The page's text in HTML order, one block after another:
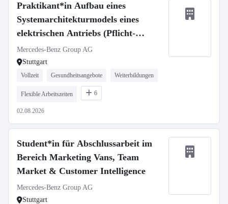
Praktikant*in Aufbau eines
Systemarchitekturmodels eines
elektrischen Antriebs (Pflicht-
Praktikum)
Mercedes-Benz Group AG
Stuttgart
Vollzeit Gesundheitsangebote Weiterbildungen
Flexible Arbeitszeiten 6
02.08.2026
Student*in für Abschlussarbeit im
Bereich Marketing Vans, Team
Market & Customer Intelligence
Mercedes-Benz Group AG
Stuttgart